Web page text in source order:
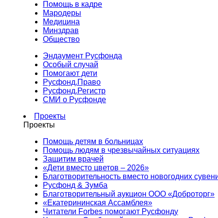
Помощь в кадре
Мародеры
Медицина
Минздрав
Общество
Эндаумент Русфонда
Особый случай
Помогают дети
Русфонд.Право
Русфонд.Регистр
СМИ о Русфонде
Проекты
Проекты
Помощь детям в больницах
Помощь людям в чрезвычайных ситуациях
Защитим врачей
«Дети вместо цветов – 2026»
Благотворительность вместо новогодних
Русфонд & Зумба
Благотворительный аукцион ООО «Доброторг»
«Екатерининская Ассамблея»
Читатели Forbes помогают Русфонду